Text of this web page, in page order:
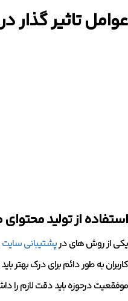
عوامل تاثیر
استفاده از تولید
یکی از روش های درپشتیبانی سایت
کاربران به طور دائم برای درک بهتر
موفقعیت درحوزه باید دقت لازم را